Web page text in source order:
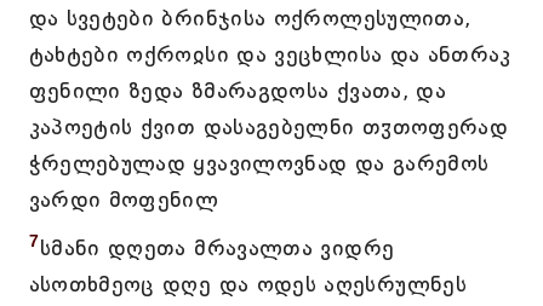
და სვეტები ბრინჯისა ოქროლესულითა,
ტახტები ოქროჲსი და ვეცხლისა და ანთრაკ
ფენილი ზედა ზმარაგდოსა ქვათა, და
კაპოეტის ქვით დასაგებელნი თჳთოფერად
ჭრელებულად ყვავილოვნად და გარემოს
ვარდი მოფენილ
7სმანი დღეთა მრავალთა ვიდრე
ასოთხმეოც დღე და ოდეს აღესრულნეს